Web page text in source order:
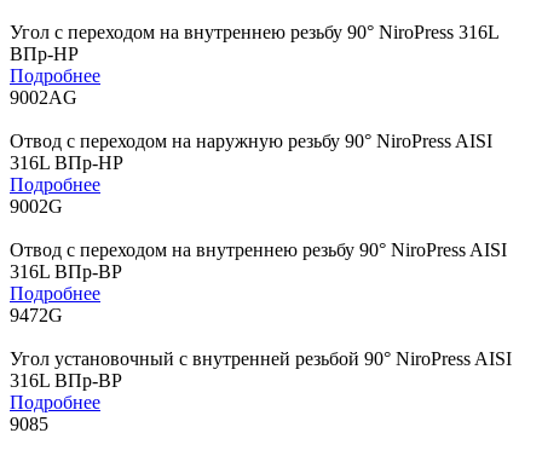
Угол с переходом на внутреннею резьбу 90° NiroPress 316L
ВПр-НР
Подробнее
9002AG
Отвод с переходом на наружную резьбу 90° NiroPress AISI
316L ВПр-НР
Подробнее
9002G
Отвод с переходом на внутреннею резьбу 90° NiroPress AISI
316L ВПр-ВР
Подробнее
9472G
Угол установочный с внутренней резьбой 90° NiroPress AISI
316L ВПр-ВР
Подробнее
9085